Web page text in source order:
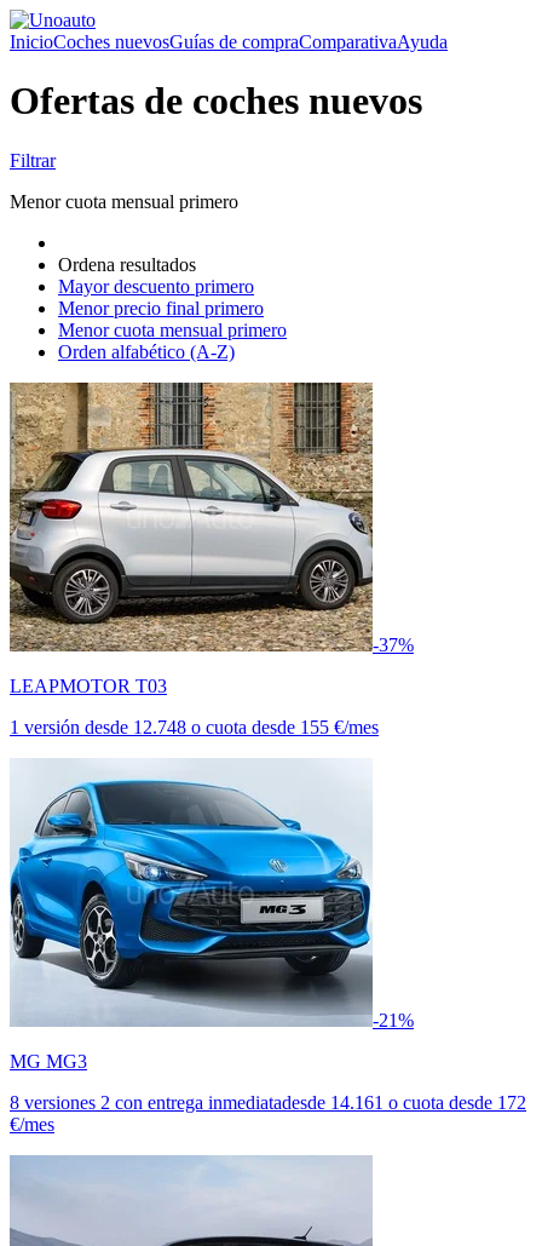
InicioCoches nuevosGuías de compraComparativaAyuda
Ofertas de coches nuevos
Filtrar
Menor cuota mensual primero
Ordena resultados
Mayor descuento primero
Menor precio final primero
Menor cuota mensual primero
Orden alfabético (A-Z)
-37%
LEAPMOTOR T03
1 versión desde 12.748 o cuota desde 155 €/mes
-21%
MG MG3
8 versiones 2 con entrega inmediatadesde 14.161 o cuota desde 172
€/mes